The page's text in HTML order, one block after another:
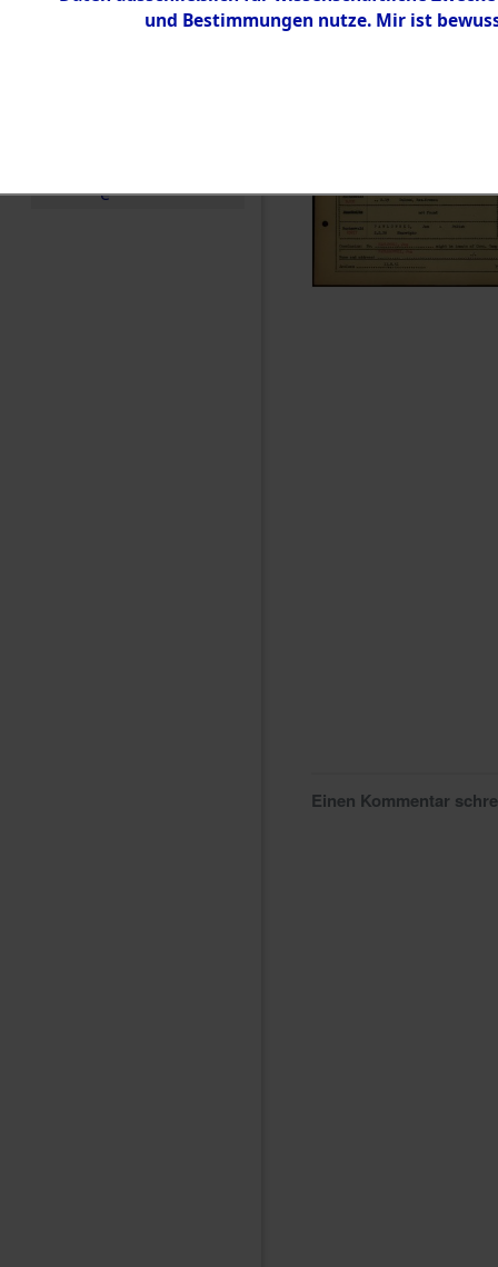
Todesmärsch
e
0140
Einen Kommentar
und Bestimmungen nutze. Mir ist